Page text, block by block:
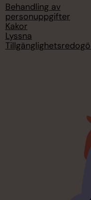
Behandling av
personuppgifter
Kakor
Lyssna